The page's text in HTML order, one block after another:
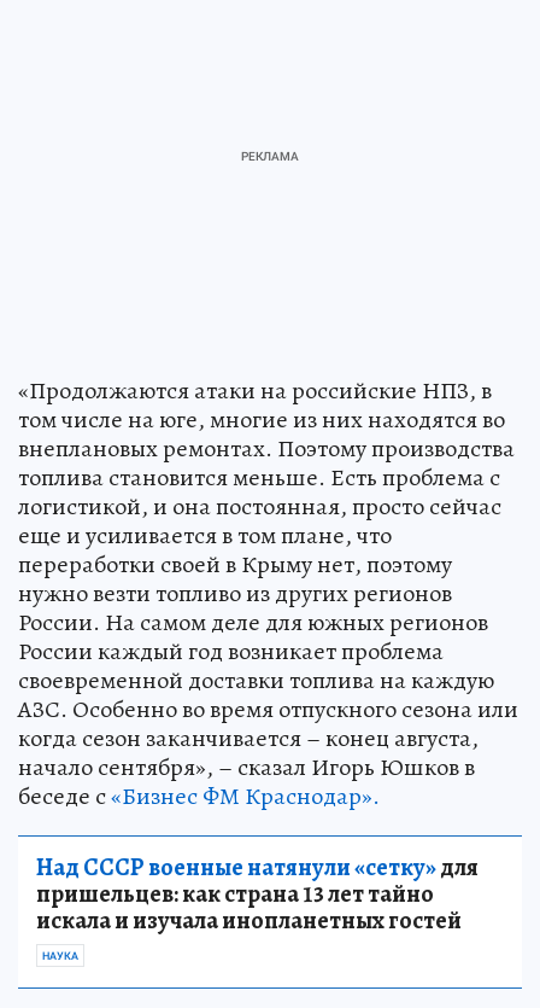
«Продолжаются атаки на российские НПЗ, в
том числе на юге, многие из них находятся во
внеплановых ремонтах. Поэтому производства
топлива становится меньше. Есть проблема с
логистикой, и она постоянная, просто сейчас
еще и усиливается в том плане, что
переработки своей в Крыму нет, поэтому
нужно везти топливо из других регионов
России. На самом деле для южных регионов
России каждый год возникает проблема
своевременной доставки топлива на каждую
АЗС. Особенно во время отпускного сезона или
когда сезон заканчивается – конец августа,
начало сентября», – сказал Игорь Юшков в
беседе с«Бизнес ФМ Краснодар».
Над СССР военные натянули «сетку»для
пришельцев: как страна 13 лет тайно
искала и изучала инопланетных гостей
НАУКА